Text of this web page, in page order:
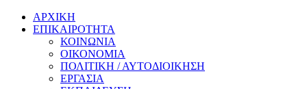
ΑΡΧΙΚΗ
ΕΠΙΚΑΙΡΟΤΗΤΑ
ΚΟΙΝΩΝΙΑ
ΟΙΚΟΝΟΜΙΑ
ΠΟΛΙΤΙΚΗ / ΑΥΤΟΔΙΟΙΚΗΣΗ
ΕΡΓΑΣΙΑ